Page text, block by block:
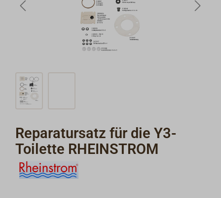
Reparatursatz für die Y3-
Toilette RHEINSTROM